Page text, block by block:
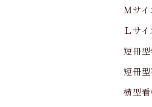
Ｍサイ
Ｌサイ
短冊
短冊
横型看